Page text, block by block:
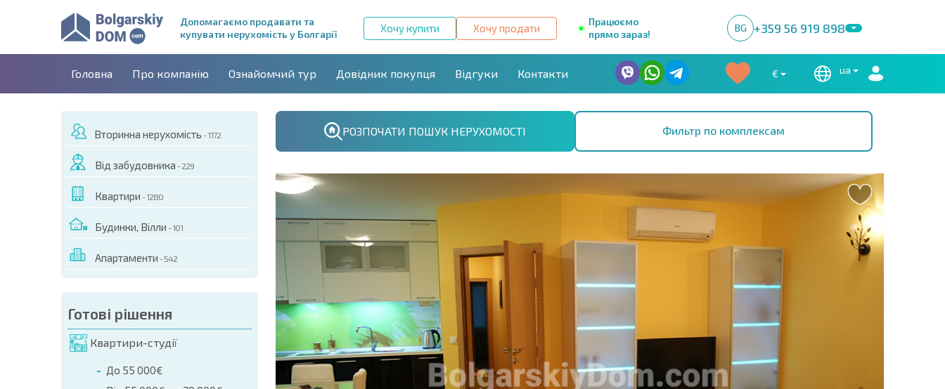
Допомагаємо продавати та
купувати нерухомість у Болгарії
Хочу купити Хочу продати
Працюємо
прямо зараз!
BG +359 56 919 898
Головна Про компанію Ознайомчий тур Довідник покупця Відгуки Контакти € ua
Вторинна нерухомість - 1172
Від забудовника - 229
Квартири - 1280
Будинки, Вілли - 101
Апартаменти - 542
Готові рішення
Квартири-студії
До 55 000€
РОЗПОЧАТИ ПОШУК НЕРУХОМОСТІ Фильтр по комплексам
ЦЬОГО ОБ'ЄКТА
(Ім'я, E-mail, Телефон)